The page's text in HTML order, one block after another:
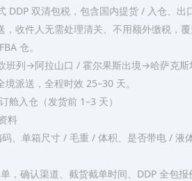
DDP 双清包税，包含国内提货 / 入仓、
，收件人无需处理清关、不用额外缴税，
仓。
班列→阿拉山口 / 霍尔果斯出境→哈萨克
派送，全程时效 25–30 天。
舱入仓（发货前 1–3 天）
料
、单箱尺寸 / 毛重 / 体积、是否带电 /
，确认渠道、截货截单时间、DDP 全包报